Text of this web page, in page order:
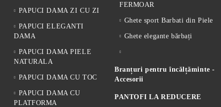
PAPUCI DAMA ZI CU ZI
PAPUCI ELEGANTI
DAMA
PAPUCI DAMA PIELE
NATURALA
PAPUCI DAMA CU TOC
PAPUCI DAMA CU
PLATFORMA
FERMOAR
Ghete sport Barbati din Piele
Ghete elegante bărbați
Branțuri pentru încălțăminte -
Accesorii
PANTOFI LA REDUCERE